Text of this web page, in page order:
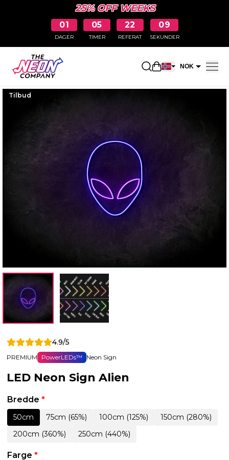
25% OFF WEEKS
01
DAGER
05
TIMER
22
REFERAT
08
SEKUNDER
Åpne NOK
Tilbud
4.9/5
PREMIUM PowerLEDs™ Neon Sign
LED Neon Sign Alien
Bredde *
50cm 75cm (65%) 100cm (125%)
150cm (280%)
200cm (360%)
250cm (440%)
Farge *